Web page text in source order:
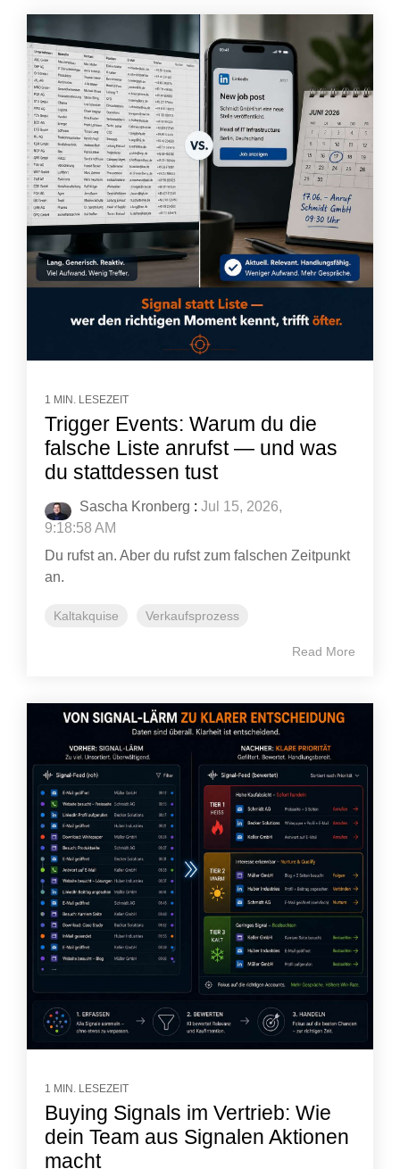
1 MIN. LESEZEIT
Trigger Events: Warum du die
falsche Liste anrufst — und was
du stattdessen tust
Sascha Kronberg : Jul 15, 2026,
9:18:58 AM
Du rufst an. Aber du rufst zum falschen Zeitpunkt
an.
Kaltakquise Verkaufsprozess
Read More
1 MIN. LESEZEIT
Buying Signals im Vertrieb: Wie
dein Team aus Signalen Aktionen
macht